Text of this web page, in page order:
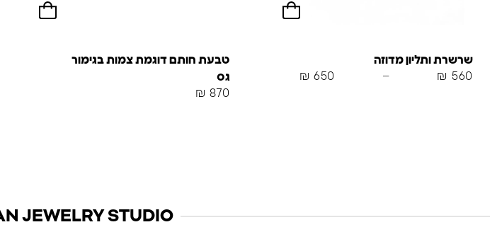
שרשרת ותליון מדוזה
₪ 560
–
₪ 650
טבעת חותם דוגמת צמות בגימור
גס
₪ 870
JEWELRY STUDIO